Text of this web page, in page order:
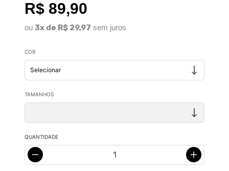
R$ 89,90
ou 3x de R$ 29,97 sem juros
COR
TAMANHOS
QUANTIDADE